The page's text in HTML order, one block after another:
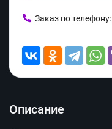
Заказ по телефону:
Описание